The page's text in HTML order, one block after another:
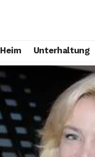
Heim Unterhaltung